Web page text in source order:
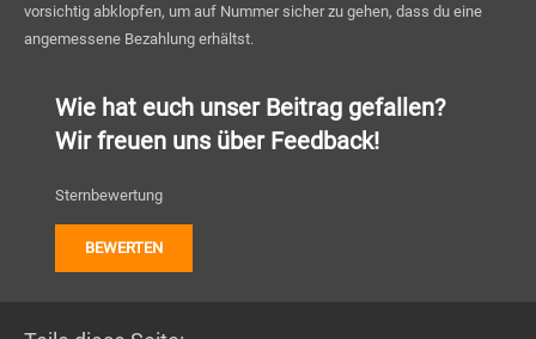
vorsichtig abklopfen, um auf Nummer sicher zu gehen, dass du eine
angemessene Bezahlung erhältst.
Wie hat euch unser Beitrag gefallen?
Wir freuen uns über Feedback!
Sternbewertung